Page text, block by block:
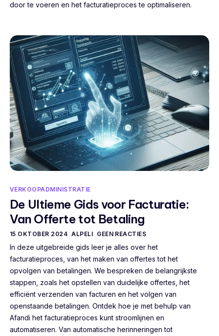
door te voeren en het facturatieproces te optimaliseren.
VERKOOPADMINISTRATIE
De Ultieme Gids voor Facturatie:
Van Offerte tot Betaling
15 OKTOBER 2024 ALPELI GEEN REACTIES
In deze uitgebreide gids leer je alles over het
facturatieproces, van het maken van offertes tot het
opvolgen van betalingen. We bespreken de belangrijkste
stappen, zoals het opstellen van duidelijke offertes, het
efficiënt verzenden van facturen en het volgen van
openstaande betalingen. Ontdek hoe je met behulp van
Afandi het facturatieproces kunt stroomlijnen en
automatiseren. Van automatische herinneringen tot